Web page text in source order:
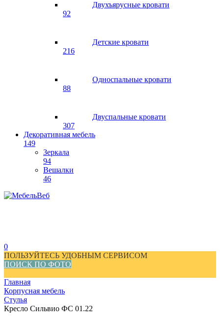
Двухъярусные кровати
92
Детские кровати
216
Односпальные кровати
88
Двуспальные кровати
307
Декоративная мебель
149
Зеркала
94
Вешалки
46
0
ПОЛЬЗУЙТЕСЬ УДОБНЫМ СЕРВИСОМ
ПОИСК ПО ФОТО
Главная
Корпусная мебель
Стулья
Кресло Сильвио ФС 01.22